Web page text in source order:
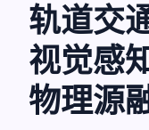
轨道交
视觉感
物理源